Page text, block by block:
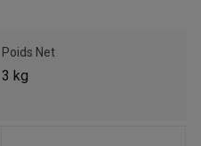
Poids Net
3 kg